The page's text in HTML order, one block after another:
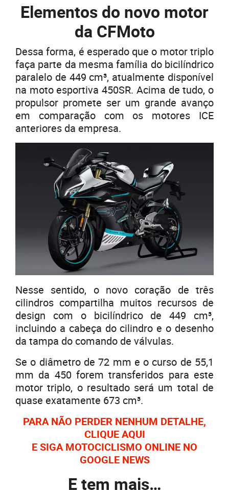
Elementos do novo motor
da CFMoto
Dessa forma, é esperado que o motor triplo
faça parte da mesma família do bicilíndrico
paralelo de 449 cm³, atualmente disponível
na moto esportiva 450SR. Acima de tudo, o
propulsor promete ser um grande avanço
em comparação com os motores ICE
anteriores da empresa.
Nesse sentido, o novo coração de três
cilindros compartilha muitos recursos de
design com o bicilíndrico de 449 cm³,
incluindo a cabeça do cilindro e o desenho
da tampa do comando de válvulas.
Se o diâmetro de 72 mm e o curso de 55,1
mm da 450 forem transferidos para este
motor triplo, o resultado será um total de
quase exatamente 673 cm³.
PARA NÃO PERDER NENHUM DETALHE,
CLIQUE AQUI
E SIGA MOTOCICLISMO ONLINE NO
GOOGLE NEWS
E tem mais…